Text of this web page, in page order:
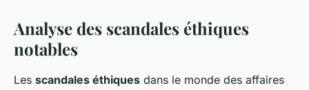
Analyse des scandales éthiques
notables
Les scandales éthiques dans le monde des affaires